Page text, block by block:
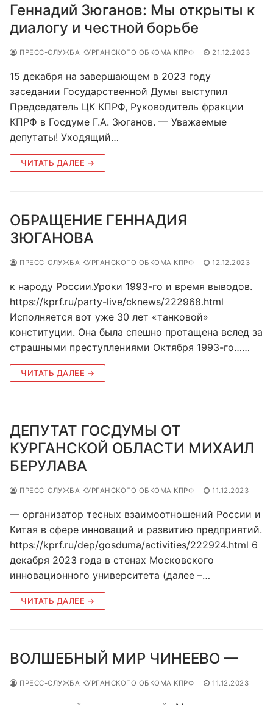
Геннадий Зюганов: Мы открыты к
диалогу и честной борьбе
ПРЕСС-СЛУЖБА КУРГАНСКОГО ОБКОМА КПРФ 21.12.2023
15 декабря на завершающем в 2023 году
заседании Государственной Думы выступил
Председатель ЦК КПРФ, Руководитель фракции
КПРФ в Госдуме Г.А. Зюганов. — Уважаемые
депутаты! Уходящий…
ЧИТАТЬ ДАЛЕЕ →
ОБРАЩЕНИЕ ГЕННАДИЯ
ЗЮГАНОВА
ПРЕСС-СЛУЖБА КУРГАНСКОГО ОБКОМА КПРФ 12.12.2023
к народу России.Уроки 1993-го и время выводов.
https://kprf.ru/party-live/cknews/222968.html
Исполняется вот уже 30 лет «танковой»
конституции. Она была спешно протащена вслед за
страшными преступлениями Октября 1993-го……
ЧИТАТЬ ДАЛЕЕ →
ДЕПУТАТ ГОСДУМЫ ОТ
КУРГАНСКОЙ ОБЛАСТИ МИХАИЛ
БЕРУЛАВА
ПРЕСС-СЛУЖБА КУРГАНСКОГО ОБКОМА КПРФ 11.12.2023
— организатор тесных взаимоотношений России и
Китая в сфере инноваций и развитию предприятий.
https://kprf.ru/dep/gosduma/activities/222924.html 6
декабря 2023 года в стенах Московского
инновационного университета (далее –…
ЧИТАТЬ ДАЛЕЕ →
ВОЛШЕБНЫЙ МИР ЧИНЕЕВО —
ПРЕСС-СЛУЖБА КУРГАНСКОГО ОБКОМА КПРФ 11.12.2023